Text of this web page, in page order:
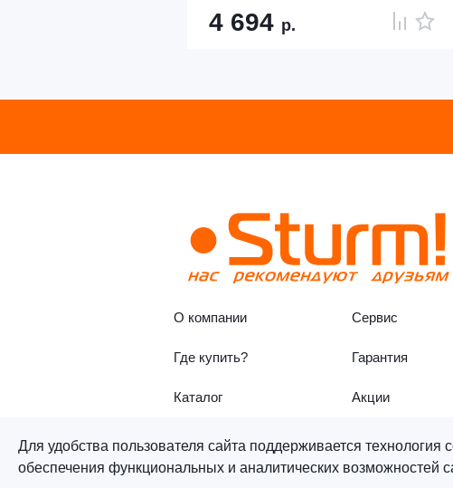
4 694 р.
О компании Сервис
Где купить? Гарантия
Каталог Акции
Для удобства пользователя сайта поддерживается
обеспечения функциональных и аналитических возможностей